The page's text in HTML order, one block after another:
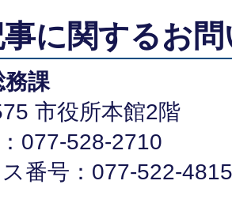
に関するお
務課
市役所本館2階
077-528-2710
番号：077-522-4815